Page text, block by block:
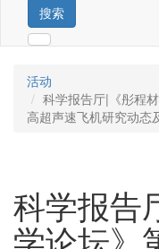
搜索
活动
科学报告厅|《彤程
高超声速飞机研究动态
科学报告